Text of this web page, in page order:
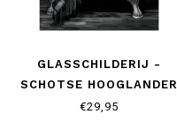
GLASSCHILDERIJ -
SCHOTSE HOOGLANDER
€29,95